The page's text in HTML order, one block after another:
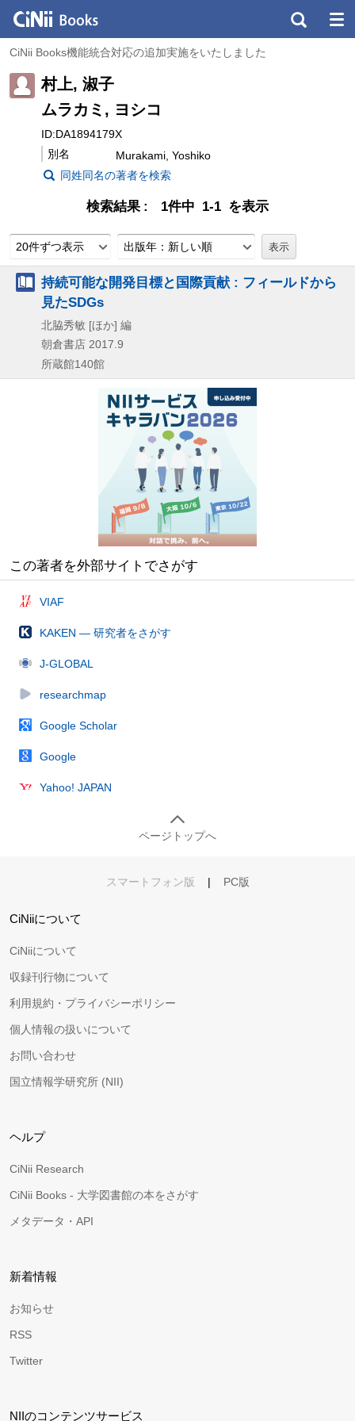
CiNii Books機能統合対応の追加実施をいたしました
村上, 淑子
ムラカミ, ヨシコ
ID:DA1894179X
別名
Murakami, Yoshiko
同姓同名の著者を検索
検索結果 1件中 1-1 を表示
20件ずつ表示 出版年：新しい順
持続可能な開発目標と国際貢献 : フィールドから
見たSDGs
北脇秀敏 [ほか] 編
朝倉書店 2017.9
所蔵館140館
この著者を外部サイトでさがす
VIAF
KAKEN — 研究者をさがす
J-GLOBAL
researchmap
Google Scholar
Google
Yahoo! JAPAN
ページトップへ
スマートフォン版 | PC版
CiNiiについて
CiNiiについて
収録刊行物について
利用規約・プライバシーポリシー
個人情報の扱いについて
お問い合わせ
国立情報学研究所 (NII)
ヘルプ
CiNii Research
CiNii Books - 大学図書館の本をさがす
メタデータ・API
新着情報
お知らせ
RSS
Twitter
NIIのコンテンツサービス